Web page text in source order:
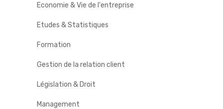
Economie & Vie de l'entreprise
Etudes & Statistiques
Formation
Gestion de la relation client
Législation & Droit
Management